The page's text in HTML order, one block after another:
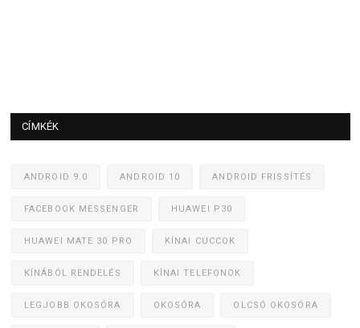
CÍMKÉK
ANDROID 9.0 ANDROID 10 ANDROID FRISSÍTÉS
FACEBOOK MESSENGER HUAWEI P30
HUAWEI MATE 30 PRO KÍNAI CUCCOK
KÍNÁBÓL RENDELÉS KÍNAI TELEFONOK
LEGJOBB OKOSÓRA OKOSÓRA OLCSÓ OKOSÓRA